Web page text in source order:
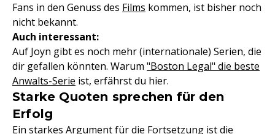
Fans in den Genuss des Films kommen, ist bisher noch
nicht bekannt.
Auch interessant:
Auf Joyn gibt es noch mehr (internationale) Serien, die
dir gefallen könnten. Warum "Boston Legal" die beste
Anwalts-Serie ist, erfährst du hier.
Starke Quoten sprechen für den
Erfolg
Ein starkes Argument für die Fortsetzung ist die